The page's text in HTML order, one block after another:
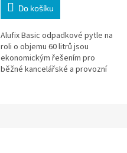
Do košíku
Alufix Basic odpadkové pytle na
roli o objemu 60 litrů jsou
ekonomickým řešením pro
běžné kancelářské a provozní